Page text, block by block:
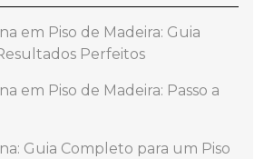
em Piso de Madeira: Guia
Perfeitos
em Piso de Madeira: Passo a
Guia Completo para um Piso